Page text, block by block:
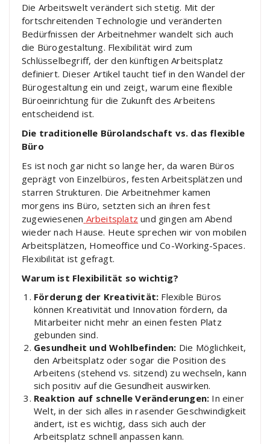
Die Arbeitswelt verändert sich stetig. Mit der
fortschreitenden Technologie und veränderten
Bedürfnissen der Arbeitnehmer wandelt sich auch
die Bürogestaltung. Flexibilität wird zum
Schlüsselbegriff, der den künftigen Arbeitsplatz
definiert. Dieser Artikel taucht tief in den Wandel der
Bürogestaltung ein und zeigt, warum eine flexible
Büroeinrichtung für die Zukunft des Arbeitens
entscheidend ist.
Die traditionelle Bürolandschaft vs. das flexible
Büro
Es ist noch gar nicht so lange her, da waren Büros
geprägt von Einzelbüros, festen Arbeitsplätzen und
starren Strukturen. Die Arbeitnehmer kamen
morgens ins Büro, setzten sich an ihren fest
zugewiesenen Arbeitsplatz und gingen am Abend
wieder nach Hause. Heute sprechen wir von mobilen
Arbeitsplätzen, Homeoffice und Co-Working-Spaces.
Flexibilität ist gefragt.
Warum ist Flexibilität so wichtig?
Förderung der Kreativität: Flexible Büros
können Kreativität und Innovation fördern, da
Mitarbeiter nicht mehr an einen festen Platz
gebunden sind.
Gesundheit und Wohlbefinden: Die Möglichkeit,
den Arbeitsplatz oder sogar die Position des
Arbeitens (stehend vs. sitzend) zu wechseln, kann
sich positiv auf die Gesundheit auswirken.
Reaktion auf schnelle Veränderungen: In einer
Welt, in der sich alles in rasender Geschwindigkeit
ändert, ist es wichtig, dass sich auch der
Arbeitsplatz schnell anpassen kann.